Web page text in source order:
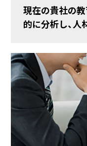
現在の貴社の
的に分析し、